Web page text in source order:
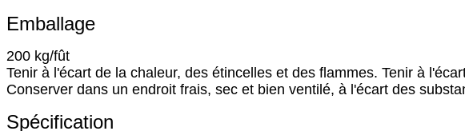
Emballage
200 kg/fût
Tenir à l'écart de la chaleur, des étincelles et des flammes. Tenir à
Conserver dans un endroit frais, sec et bien ventilé, à l'écart des
Spécification